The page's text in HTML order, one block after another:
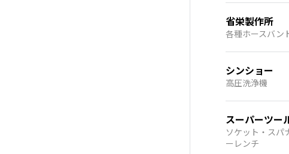
省栄製作所
各種ホースバン
シンショー
高圧洗浄機
スーパーツー
ソケット・スパ
ーレンチ